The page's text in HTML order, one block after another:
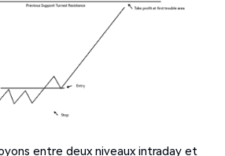
entre deux niveaux intraday et